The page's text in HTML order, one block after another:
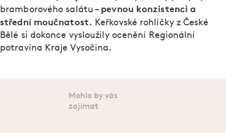
bramborového salátu – pevnou konzistenci a
střední moučnatost. Keřkovské rohlíčky z České
Bělé si dokonce vysloužily ocenění Regionální
potravina Kraje Vysočina.
Mohlo by vás
zajímat